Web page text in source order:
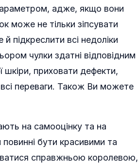
адже, якщо вони
може не тільки зіпсувати
підкреслити всі недоліки
чулки здатні відповідним
шкіри, приховати дефекти,
переваги. Також Ви можете
на самооцінку та на
бути красивими та
справжньою королевою,